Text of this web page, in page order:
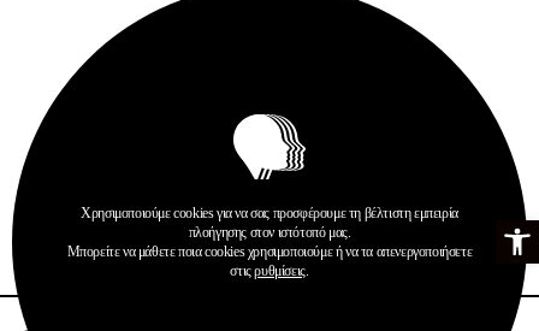
Ανοίξτε
Περισσότερα
Χρησιμοποιούμε cookies για να σας προσφέρουμε τη βέλτιστη εμπειρία
πλοήγησης στον ιστότοπό μας.
Μπορείτε να μάθετε ποια cookies χρησιμοποιούμε ή να τα απενεργοποιήσετε
στιςρυθμίσεις.